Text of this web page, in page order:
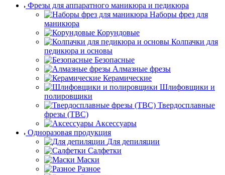
Фрезы для аппаратного маникюра и педикюра
Наборы фрез для
маникюра
Корундовые
Колпачки для
педикюра и основы
Безопасные
Алмазные фрезы
Керамические
Шлифовщики и
полировщики
Твердосплавные
фрезы (ТВС)
Аксессуары
Одноразовая продукция
Для депиляции
Салфетки
Маски
Разное